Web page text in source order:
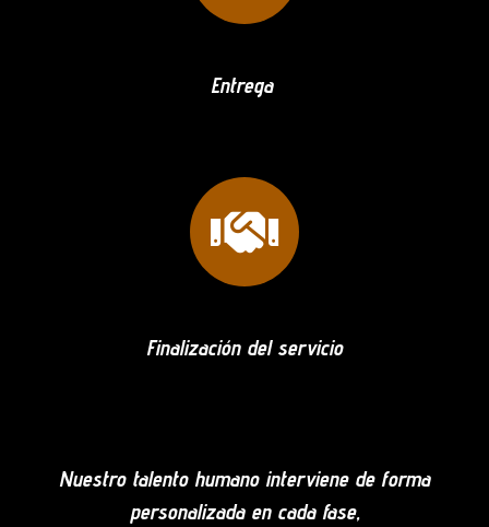
Entrega
Finalización del servicio
Nuestro talento humano interviene de forma
personalizada en cada fase,